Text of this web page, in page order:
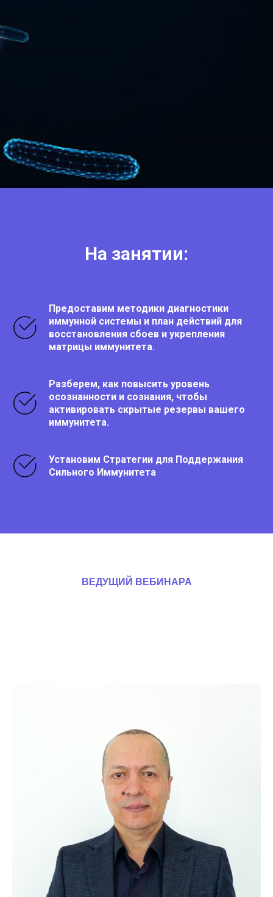
На занятии:
Предоставим методики диагностики
иммунной системы и план действий для
восстановления сбоев и укрепления
матрицы иммунитета.
Разберем, как повысить уровень
осознанности и сознания, чтобы
активировать скрытые резервы вашего
иммунитета.
Установим Стратегии для Поддержания
Сильного Иммунитета
ВЕДУЩИЙ ВЕБИНАРА